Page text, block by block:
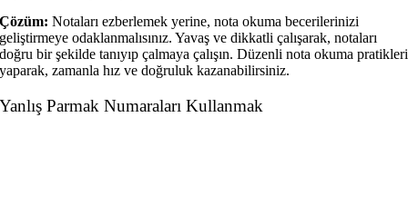
Çözüm: Notaları ezberlemek yerine, nota okuma becerilerinizi
geliştirmeye odaklanmalısınız. Yavaş ve dikkatli çalışarak, notaları
doğru bir şekilde tanıyıp çalmaya çalışın. Düzenli nota okuma pratikleri
yaparak, zamanla hız ve doğruluk kazanabilirsiniz.
Yanlış Parmak Numaraları Kullanmak